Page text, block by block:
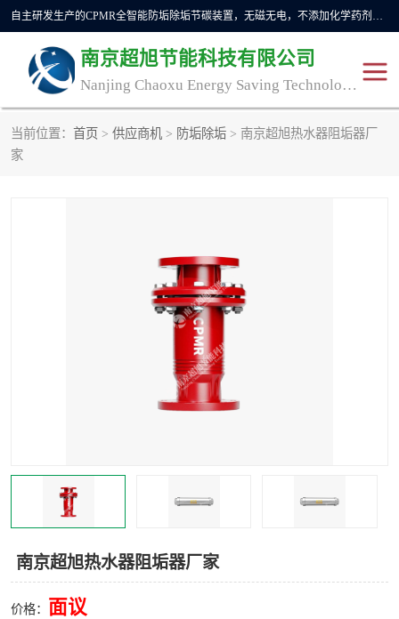
自主研发生产的CPMR全智能防垢除垢节碳装置，无磁无电，不添加化学药剂，*了国内纯物理除垢技术领域空白，其性能处于国际领先水平。广泛应用于石油炼化、钢铁冶炼、电力、煤矿、化工、供暖、压铸、汽车制造、涉水家电等行业。
南京超旭节能科技有限公司
Nanjing Chaoxu Energy Saving Technology Co., Ltd
当前位置： 首页 > 供应商机 > 防垢除垢 > 南京超旭热水器阻垢器厂
家
南京超旭热水器阻垢器厂家
价格： 面议
锅炉除垢
CPMR商用防垢器/家用防
垢器
清碳燃油催化器